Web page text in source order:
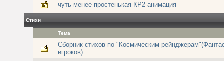
чуть менее простенькая КР2 анимация
Стихи
Тема
Сборник стихов по "Космическим
игроков)